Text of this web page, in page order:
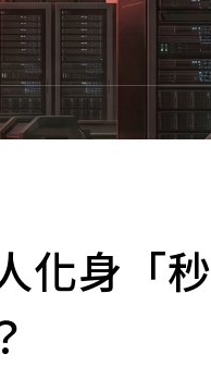
最低。
儲存方面的防
關服務。以零
不信任,必先驗
找線上及離線
以辨識風險和
疑或惡意設
統。
化身「秒